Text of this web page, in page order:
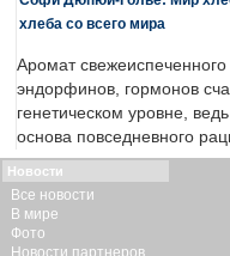
хлеба со всего мира
Аромат
эндорфинов, гормонов
генетическом уровне,
основа повседневного
Новости
Все новости
В мире
Фото